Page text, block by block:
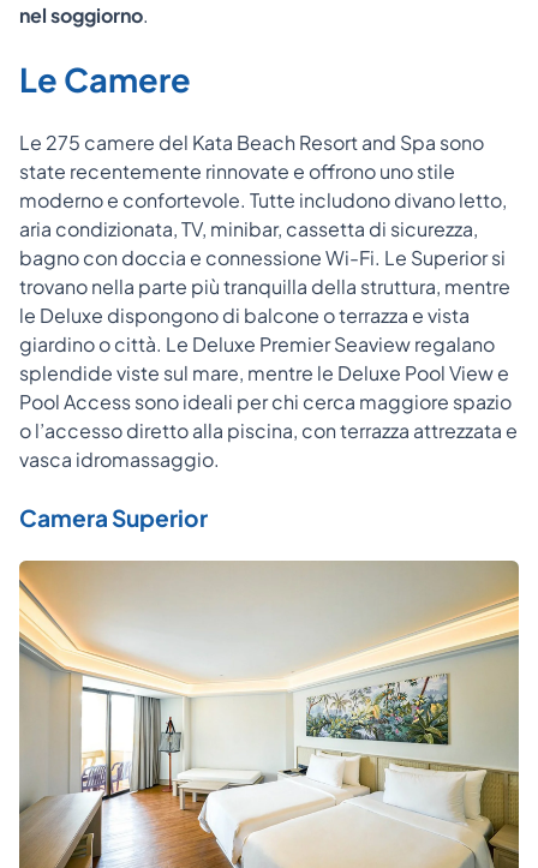
nel soggiorno.
Le Camere
Le 275 camere del Kata Beach Resort and Spa sono
state recentemente rinnovate e offrono uno stile
moderno e confortevole. Tutte includono divano letto,
aria condizionata, TV, minibar, cassetta di sicurezza,
bagno con doccia e connessione Wi-Fi. Le Superior si
trovano nella parte più tranquilla della struttura, mentre
le Deluxe dispongono di balcone o terrazza e vista
giardino o città. Le Deluxe Premier Seaview regalano
splendide viste sul mare, mentre le Deluxe Pool View e
Pool Access sono ideali per chi cerca maggiore spazio
o l’accesso diretto alla piscina, con terrazza attrezzata e
vasca idromassaggio.
Camera Superior